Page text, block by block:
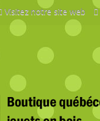
Visitez notre site web